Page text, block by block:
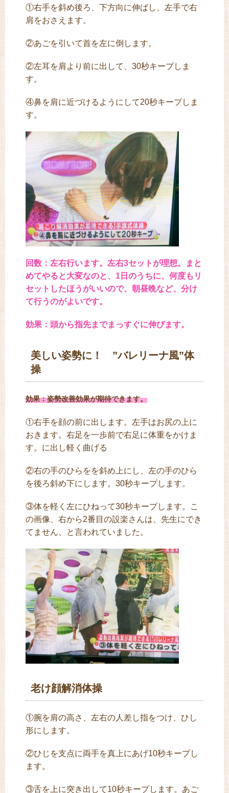
①右手を斜め後ろ、下方向に伸ばし、左手で右
肩をおさえます。
②あごを引いて首を左に倒します。
②左耳を肩より前に出して、30秒キープしま
す。
④鼻を肩に近づけるようにして20秒キープしま
す。
回数：左右行います。左右3セットが理想。まと
めてやると大変なのと、1日のうちに、何度もリ
セットしたほうがいいので、朝昼晩など、分け
て行うのがよいです。
効果：頭から指先までまっすぐに伸びます。
美しい姿勢に！ ”バレリーナ風”体
操
効果：姿勢改善効果が期待できます。
①右手を顔の前に出します。左手はお尻の上に
おきます。右足を一歩前で右足に体重をかけま
す。に出し軽く曲げる
②右の手のひらをを斜め上にし、左の手のひら
を後ろ斜め下にします。30秒キープします。
③体を軽く左にひねって30秒キープします。こ
の画像、右から2番目の設楽さんは、先生にでき
てません、と言われていました。
老け顔解消体操
①腕を肩の高さ、左右の人差し指をつけ、ひし
形にします。
②ひじを支点に両手を真上にあげ10秒キープし
ます。
③舌を上に突き出して10秒キープします。あご